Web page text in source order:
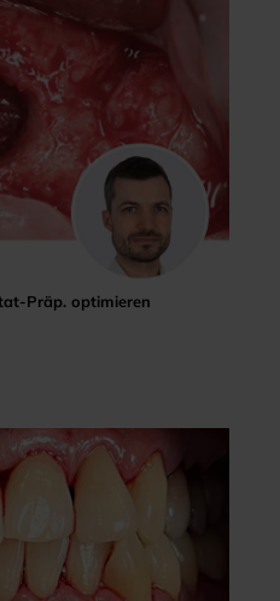
Präp. optimieren